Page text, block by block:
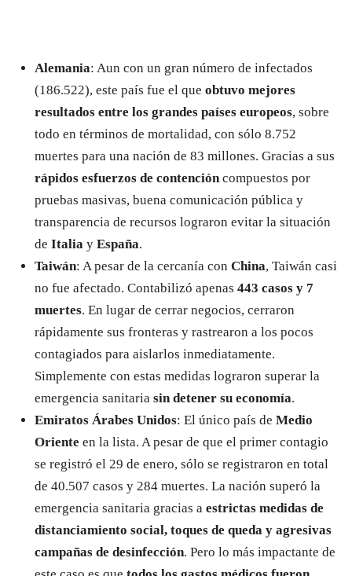
Alemania: Aun con un gran número de infectados
(186.522), este país fue el que obtuvo mejores
resultados entre los grandes países europeos, sobre
todo en términos de mortalidad, con sólo 8.752
muertes para una nación de 83 millones. Gracias a sus
rápidos esfuerzos de contención compuestos por
pruebas masivas, buena comunicación pública y
transparencia de recursos lograron evitar la situación
de Italia y España.
Taiwán: A pesar de la cercanía con China, Taiwán casi
no fue afectado. Contabilizó apenas 443 casos y 7
muertes. En lugar de cerrar negocios, cerraron
rápidamente sus fronteras y rastrearon a los pocos
contagiados para aislarlos inmediatamente.
Simplemente con estas medidas lograron superar la
emergencia sanitaria sin detener su economía.
Emiratos Árabes Unidos: El único país de Medio
Oriente en la lista. A pesar de que el primer contagio
se registró el 29 de enero, sólo se registraron en total
de 40.507 casos y 284 muertes. La nación superó la
emergencia sanitaria gracias a estrictas medidas de
distanciamiento social, toques de queda y agresivas
campañas de desinfección. Pero lo más impactante de